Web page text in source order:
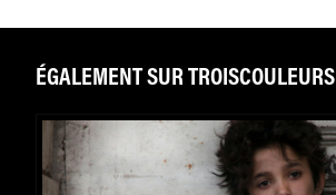
ÉGALEMENT SUR TROISCOULEURS